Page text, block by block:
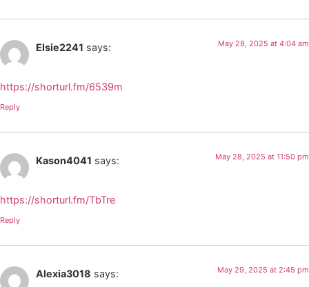
Elsie2241 says: May 28, 2025 at 4:04 am
https://shorturl.fm/6539m
Reply
Kason4041 says: May 28, 2025 at 11:50 pm
https://shorturl.fm/TbTre
Reply
Alexia3018 says: May 29, 2025 at 2:45 pm